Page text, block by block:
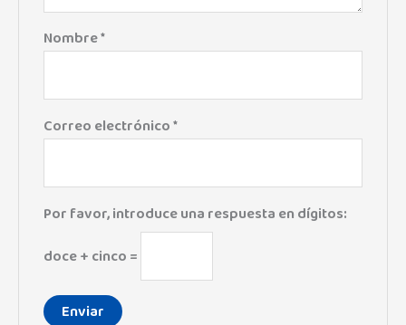
Nombre*
Correo electrónico*
Por favor, introduce una respuesta en dígitos:
doce + cinco =